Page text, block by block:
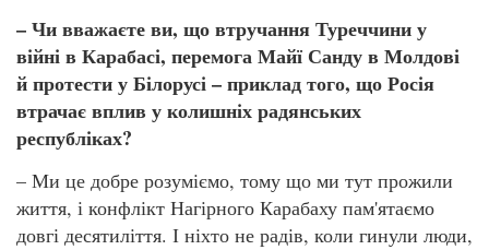
– Чи вважаєте ви, що втручання Туреччини у
війні в Карабасі, перемога Майї Санду в Молдові
й протести у Білорусі – приклад того, що Росія
втрачає вплив у колишніх радянських
республіках?
– Ми це добре розуміємо, тому що ми тут прожили
життя, і конфлікт Нагірного Карабаху пам'ятаємо
довгі десятиліття. І ніхто не радів, коли гинули люди,